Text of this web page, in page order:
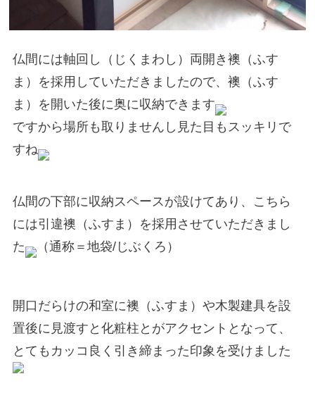
仏間には軸回し（じくまわし）両開き襖（ふす
ま）を採用していただきましたので、襖（ふす
ま）を開いた後に奥に収納できます
ですから場所も取りませんし見た目もスッキリで
すね
仏間の下部に収納スペースが設けてあり、こちら
には引違襖（ふすま）を採用させていただきまし
た
（通称＝地袋/じぶくろ）
開口だらけの和室に襖（ふすま）や木製建具を設
置後に見渡すと化粧柱とがアクセントとなって、
とてもカッコ良く引き締まった印象を受けました